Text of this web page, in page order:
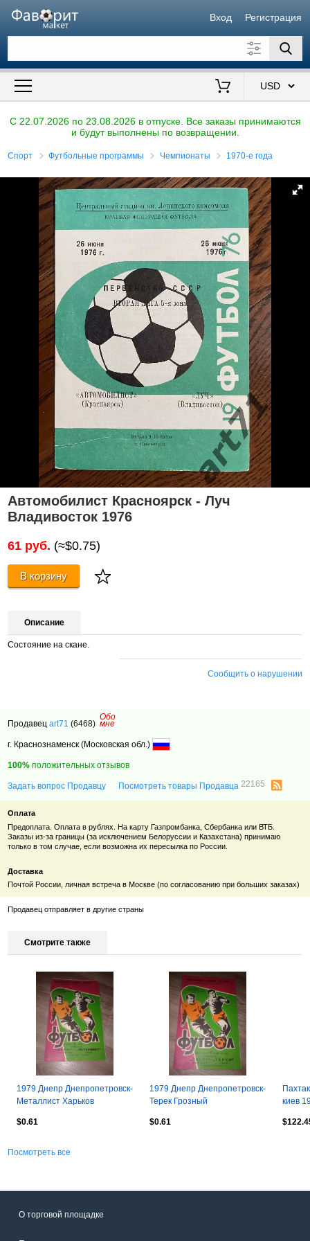
Вход Регистрация
Искать также в описании
C 22.07.2026 по 23.08.2026 в отпуске. Все заказы принимаются
и будут выполнены по возвращении.
Спорт Футбольные программы Чемпионаты 1970-е года
Автомобилист Красноярск - Луч
Владивосток 1976
61 руб. (≈$0.75)
В корзину
Описание
Состояние на скане.
Сообщить о нарушении
Продавецart71 (6468)
Обо
мне
г. Краснознаменск (Московская обл.)
100% положительных отзывов
Задать вопрос Продавцу Посмотреть товары Продавца22165
Оплата
Предоплата. Оплата в рублях. На карту Газпромбанка, Сбербанка или ВТБ.
Заказы из-за границы (за исключением Белоруссии и Казахстана) принимаю
только в том случае, если возможна их пересылка по России.
Доставка
Почтой России, личная встреча в Москве (по согласованию при больших заказах)
Продавец отправляет в другие страны
Смотрите также
1979 Днепр Днепропетровск-
Металлист Харьков
$0.61
1979 Днепр Днепропетровск-
Терек Грозный
$0.61
киев
Посмотреть все
О торговой площадке